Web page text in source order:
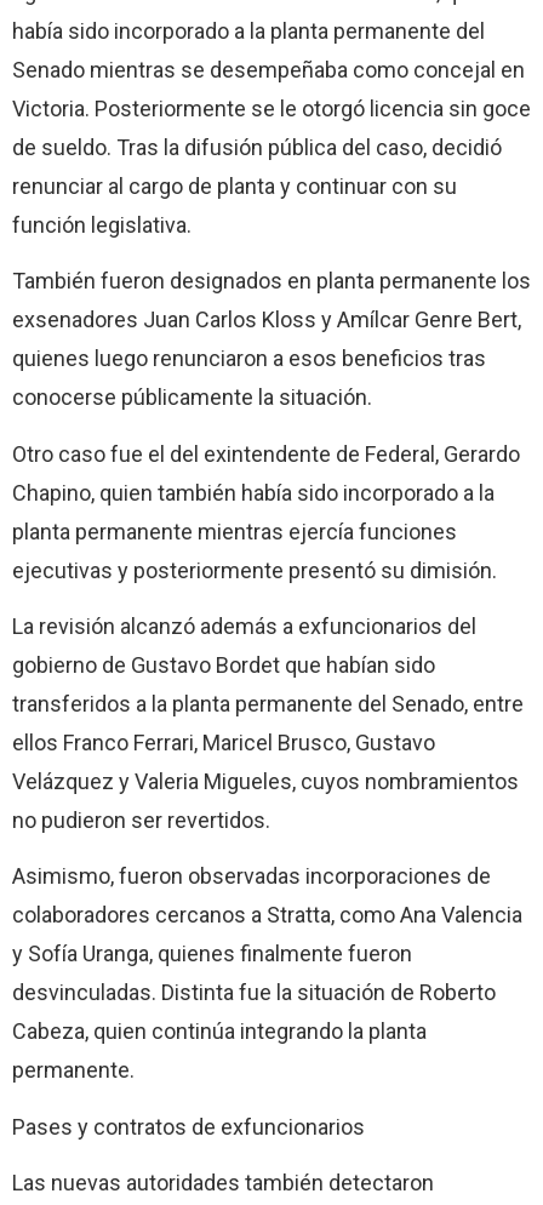
había sido incorporado a la planta permanente del
Senado mientras se desempeñaba como concejal en
Victoria. Posteriormente se le otorgó licencia sin goce
de sueldo. Tras la difusión pública del caso, decidió
renunciar al cargo de planta y continuar con su
función legislativa.
También fueron designados en planta permanente los
exsenadores Juan Carlos Kloss y Amílcar Genre Bert,
quienes luego renunciaron a esos beneficios tras
conocerse públicamente la situación.
Otro caso fue el del exintendente de Federal, Gerardo
Chapino, quien también había sido incorporado a la
planta permanente mientras ejercía funciones
ejecutivas y posteriormente presentó su dimisión.
La revisión alcanzó además a exfuncionarios del
gobierno de Gustavo Bordet que habían sido
transferidos a la planta permanente del Senado, entre
ellos Franco Ferrari, Maricel Brusco, Gustavo
Velázquez y Valeria Migueles, cuyos nombramientos
no pudieron ser revertidos.
Asimismo, fueron observadas incorporaciones de
colaboradores cercanos a Stratta, como Ana Valencia
y Sofía Uranga, quienes finalmente fueron
desvinculadas. Distinta fue la situación de Roberto
Cabeza, quien continúa integrando la planta
permanente.
Pases y contratos de exfuncionarios
Las nuevas autoridades también detectaron